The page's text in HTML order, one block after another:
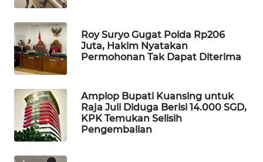
Roy Suryo Gugat Polda Rp206
Juta, Hakim Nyatakan
Permohonan Tak Dapat Diterima
Amplop Bupati Kuansing untuk
Raja Juli Diduga Berisi 14.000 SGD,
KPK Temukan Selisih
Pengembalian
MAWAKA
ID
MARTABAT
NET
PLN
WATCH